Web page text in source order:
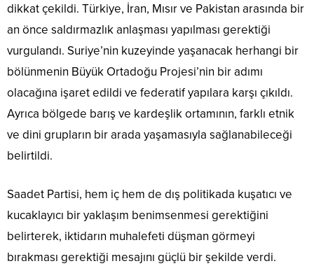
dikkat çekildi. Türkiye, İran, Mısır ve Pakistan arasında bir
an önce saldırmazlık anlaşması yapılması gerektiği
vurgulandı. Suriye’nin kuzeyinde yaşanacak herhangi bir
bölünmenin Büyük Ortadoğu Projesi’nin bir adımı
olacağına işaret edildi ve federatif yapılara karşı çıkıldı.
Ayrıca bölgede barış ve kardeşlik ortamının, farklı etnik
ve dini grupların bir arada yaşamasıyla sağlanabileceği
belirtildi.
Saadet Partisi, hem iç hem de dış politikada kuşatıcı ve
kucaklayıcı bir yaklaşım benimsenmesi gerektiğini
belirterek, iktidarın muhalefeti düşman görmeyi
bırakması gerektiği mesajını güçlü bir şekilde verdi.